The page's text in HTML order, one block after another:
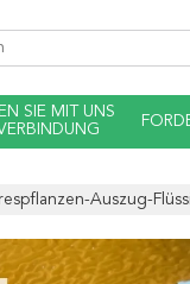
SIE MIT UNS
Auszug-